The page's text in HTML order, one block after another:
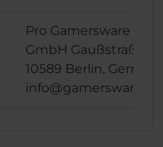
Pro Gamersware
GmbH Gaußstraße 1,
10589 Berlin,